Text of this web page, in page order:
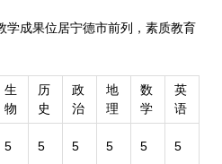
成果位居宁德市前列，素质教育
生
物
历
史
政
治
地
理
数
学
英
语
5 5 5 5 5 5